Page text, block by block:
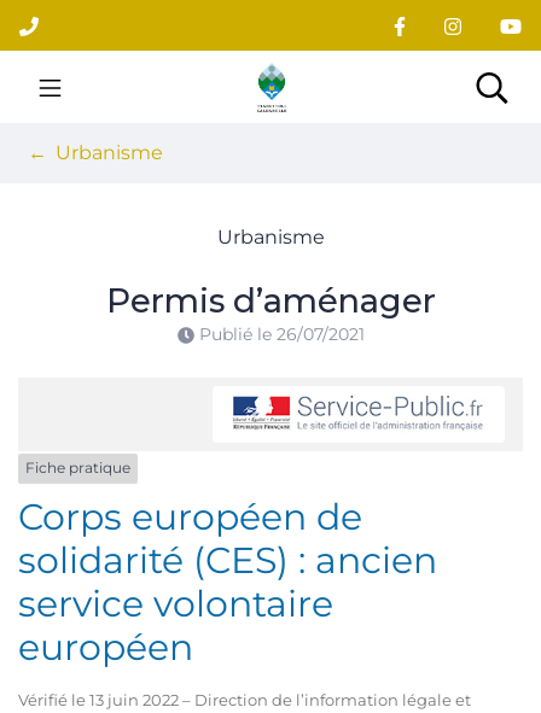
Aller
au
contenu
Site officiel du village
Urbanisme
Urbanisme
Permis d’aménager
Publié le 26/07/2021
Fiche pratique
Corps européen de
solidarité (CES) : ancien
service volontaire
européen
Vérifié le 13 juin 2022 – Direction de l’information légale et